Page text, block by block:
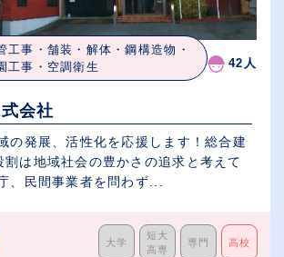
工事・舗装・解体・鋼構造物・
工事・空調衛生
42人
会社
の発展、活性化を応援します！総合建
割は地域社会の豊かさの追求と考えて
、民間事業者を問わず...
大学
短大
高専
専門 高校